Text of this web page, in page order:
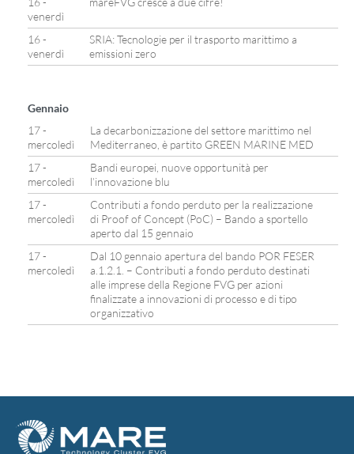
venerdì
16 -
venerdì
SRIA: Tecnologie per il trasporto marittimo a
emissioni zero
Gennaio
17 -
mercoledì
La decarbonizzazione del settore marittimo nel
Mediterraneo, è partito GREEN MARINE MED
17 -
mercoledì
Bandi europei, nuove opportunità per
l’innovazione blu
17 -
mercoledì
Contributi a fondo perduto per la realizzazione
di Proof of Concept (PoC) – Bando a sportello
aperto dal 15 gennaio
17 -
mercoledì
Dal 10 gennaio apertura del bando POR FESER
a.1.2.1. – Contributi a fondo perduto destinati
alle imprese della Regione FVG per azioni
finalizzate a innovazioni di processo e di tipo
organizzativo